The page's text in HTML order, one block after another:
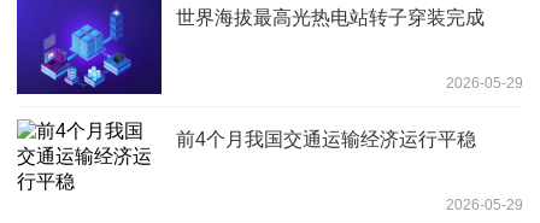
世界海拔最高光热电站转子穿装完成
2026-05-29
前4个月我国交通运输经济运行平稳
2026-05-29